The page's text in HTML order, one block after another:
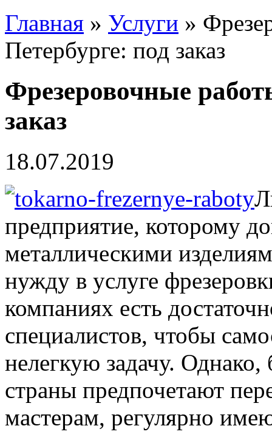
Главная » Услуги »
Петербурге: под заказ
Фрезеровочные
заказ
18.07.2019
предприятие, которому
металлическими
нужду в услуге
компаниях есть
специалистов, чтобы
нелегкую задачу.
страны предпочетают
мастерам, регулярно